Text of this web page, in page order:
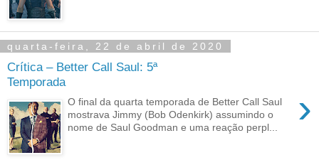
quarta-feira, 22 de abril de 2020
Crítica – Better Call Saul: 5ª
Temporada
›
O final da quarta temporada de Better Call Saul
mostrava Jimmy (Bob Odenkirk) assumindo o
nome de Saul Goodman e uma reação perpl...